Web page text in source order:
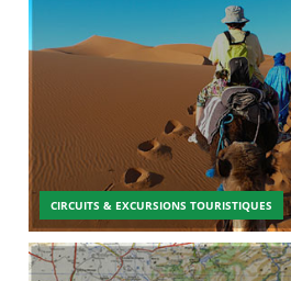
CIRCUITS & EXCURSIONS TOURISTIQUES